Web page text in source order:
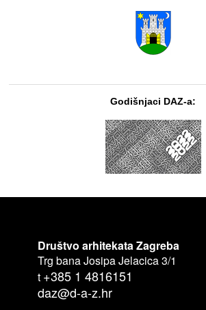
Godišnjaci DAZ-a:
Društvo arhitekata Zagreba
Trg bana Josipa Jelacica 3/1
t +385 1 4816151
daz@d-a-z.hr